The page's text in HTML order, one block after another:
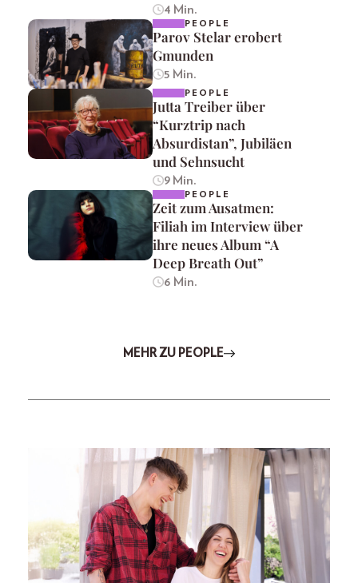
4 Min.
PEOPLE
Parov Stelar erobert
Gmunden
5 Min.
PEOPLE
Jutta Treiber über
“Kurztrip nach
Absurdistan”, Jubiläen
und Sehnsucht
9 Min.
PEOPLE
Zeit zum Ausatmen:
Filiah im Interview über
ihre neues Album “A
Deep Breath Out”
6 Min.
MEHR ZU PEOPLE